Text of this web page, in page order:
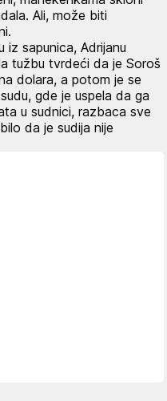
Ali, može biti
iz sapunica, Adrijanu
tužbu tvrdeći da je Soroš
dolara, a potom je se
gde je uspela da ga
u sudnici, razbaca sve
da je sudija nije